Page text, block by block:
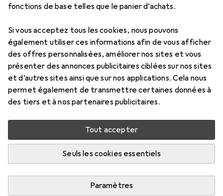
fonctions de base telles que le panier d’achats.
Si vous acceptez tous les cookies, nous pouvons
également utiliser ces informations afin de vous afficher
des offres personnalisées, améliorer nos sites et vous
présenter des annonces publicitaires ciblées sur nos sites
et d’autres sites ainsi que sur nos applications. Cela nous
permet également de transmettre certaines données à
des tiers et à nos partenaires publicitaires.
Tout accepter
Seuls les cookies essentiels
Paramètres
Fiche technique du produit
67
Évaluations Marque
Plus de produits Samsung
Non disponible pour le moment
M'informer quand le produit sera disponible
Comparer Ajouter à la liste